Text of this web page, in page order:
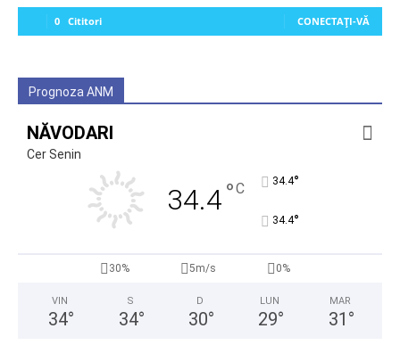
0 Cititori CONECTAȚI-VĂ
Prognoza ANM
NĂVODARI
Cer Senin
34.4°C 34.4°
34.4°
30% 5m/s 0%
VIN
34°
S
34°
D
30°
LUN
29°
MAR
31 °